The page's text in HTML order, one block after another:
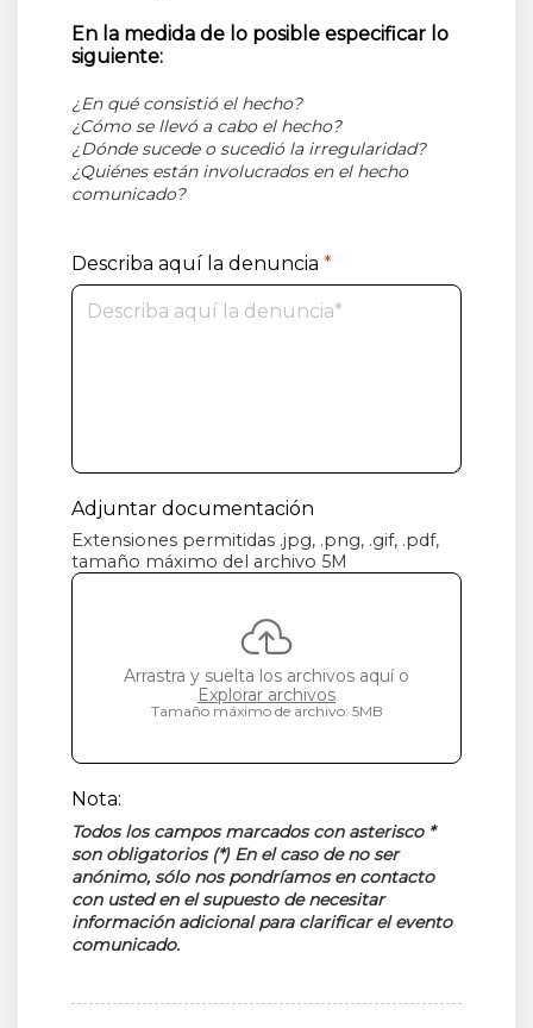
En la medida de lo posible especificar lo
siguiente:
¿En qué consistió el hecho?
¿Cómo se llevó a cabo el hecho?
¿Dónde sucede o sucedió la irregularidad?
¿Quiénes están involucrados en el hecho
comunicado?
Describa aquí la denuncia *
Adjuntar documentación
Extensiones permitidas .jpg, .png, .gif, .pdf,
tamaño máximo del archivo 5M
Arrastra y suelta los archivos aquí o
Explorar archivos
Tamaño máximo de archivo: 5MB
Nota:
Todos los campos marcados con asterisco *
son obligatorios (*) En el caso de no ser
anónimo, sólo nos pondríamos en contacto
con usted en el supuesto de necesitar
información adicional para clarificar el evento
comunicado.